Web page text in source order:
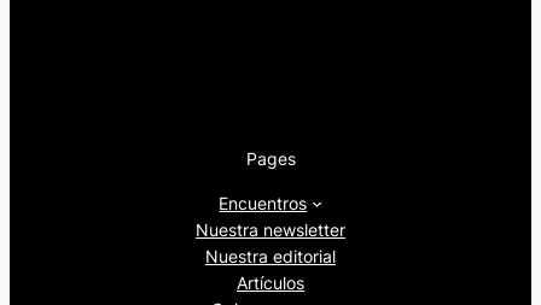
Pages
Encuentros
Nuestra newsletter
Nuestra editorial
Artículos